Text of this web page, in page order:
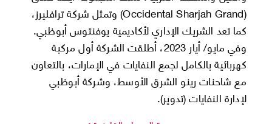
(Occidental Sharjah Grand) وتمثل شركة ترافليرز،
كما تعد الشريك الإداري لأكاديمية يوفنتوس أبوظبي.
وفي مايو/ أيار 2023، أطلقت الشركة أول مركبة
كهربائية بالكامل لجمع النفايات في الإمارات، بالتعاون
مع شاحنات رينو الشرق الأوسط، وشركة أبوظبي
لإدارة النفايات (تدوير).